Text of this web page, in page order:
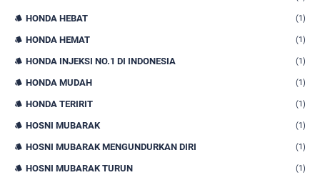
HONDA HEBAT (1)
HONDA HEMAT (1)
HONDA INJEKSI NO.1 DI INDONESIA (1)
HONDA MUDAH (1)
HONDA TERIRIT (1)
HOSNI MUBARAK (1)
HOSNI MUBARAK MENGUNDURKAN DIRI (1)
HOSNI MUBARAK TURUN (1)